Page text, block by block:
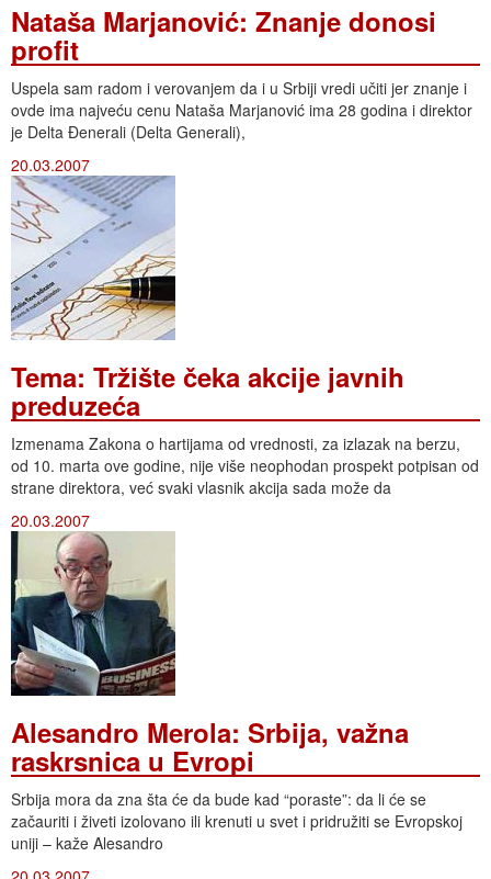
Nataša Marjanović: Znanje donosi
profit
Uspela sam radom i verovanjem da i u Srbiji vredi učiti jer znanje i
ovde ima najveću cenu Nataša Marjanović ima 28 godina i direktor
je Delta Đenerali (Delta Generali),
20.03.2007
Tema: Tržište čeka akcije javnih
preduzeća
Izmenama Zakona o hartijama od vrednosti, za izlazak na berzu,
od 10. marta ove godine, nije više neophodan prospekt potpisan od
strane direktora, već svaki vlasnik akcija sada može da
20.03.2007
Alesandro Merola: Srbija, važna
raskrsnica u Evropi
Srbija mora da zna šta će da bude kad “poraste”: da li će se
začauriti i živeti izolovano ili krenuti u svet i pridružiti se Evropskoj
uniji – kaže Alesandro